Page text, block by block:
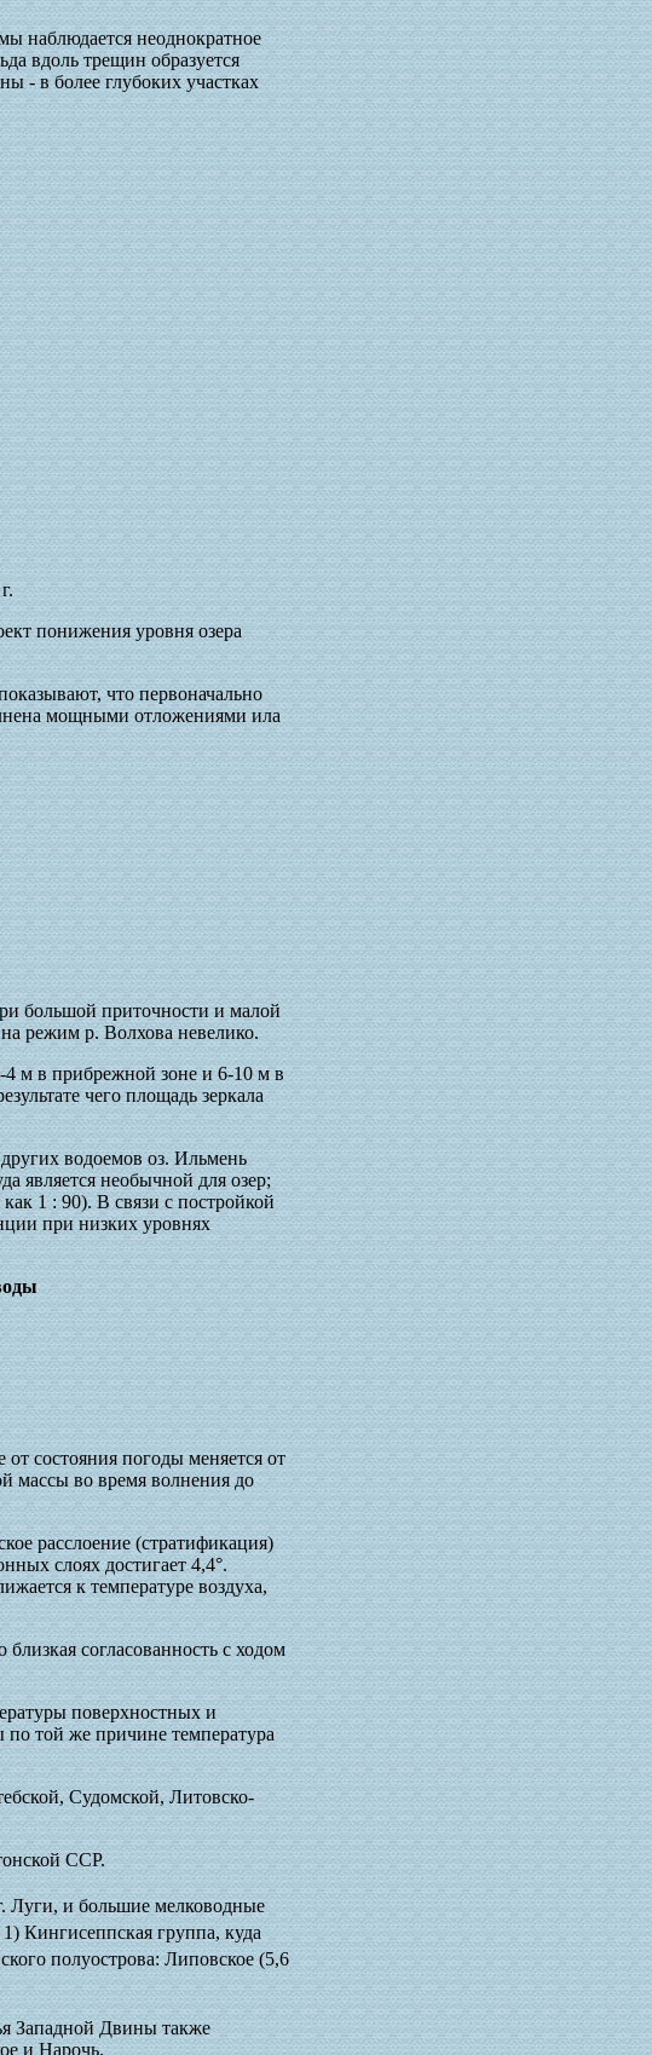
наблюдается неоднократное
вдоль трещин образуется
- в более глубоких участках
понижения уровня озера
что первоначально
мощными отложениями ила
большой приточности и малой
режим р. Волхова невелико.
4 м в прибрежной зоне и 6-10 м в
чего площадь зеркала
водоемов оз. Ильмень
является необычной для озер;
1 : 90). В связи с постройкой
при низких уровнях
состояния погоды меняется от
массы во время волнения до
расслоение (стратификация)
слоях достигает 4,4°.
к температуре воздуха,
согласованность с ходом
поверхностных и
по той же причине температура
Судомской, Литовско-
ССР.
Луги, и большие мелководные
Кингисеппская группа, куда
полуострова: Липовское (5,6
Западной Двины также
и Нарочь.